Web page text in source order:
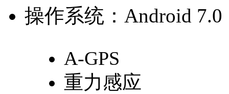
操作系统： Android 7.0
A-GPS
重力感应